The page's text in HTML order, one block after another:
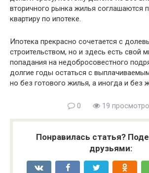
вторичного рынка жилья соглашаются
квартиру по ипотеке.
Ипотека прекрасно сочетается с
строительством, но и здесь есть свой
попадания на недобросовестного
долгие годы остаться с
но без готового жилья, а иногда и без
0 19
Понравилась статья?
друзьями: